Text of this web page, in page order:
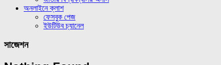
অনলাইনে ক্লাশ
ফেসবুক পেজ
ইউটিউব চ্যানেল
সাজেশন